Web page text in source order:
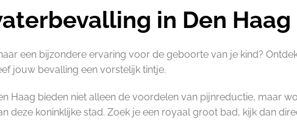
in Den Haag
een bijzondere ervaring voor de geboorte van je kind?
jouw bevalling een vorstelijk tintje.
Haag bieden niet alleen de voordelen van pijnreductie, maar
deze koninklijke stad. Zoek je een royaal groot bad, kijk dan